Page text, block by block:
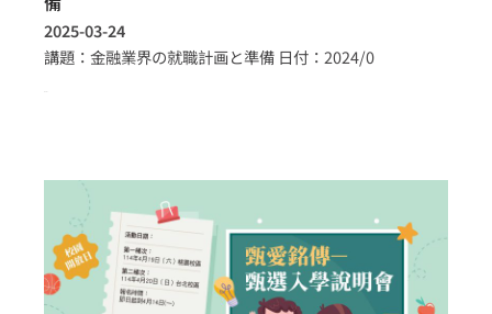
2025-03-24
講題：金融業界の就職計画と準備 日付：2024/0